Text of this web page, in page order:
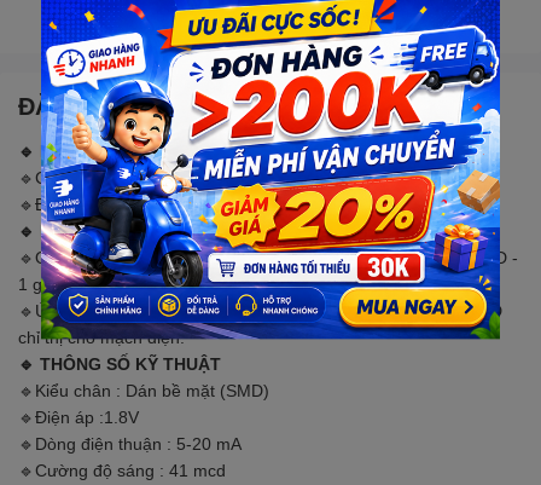
Gọi đặt mua0907088123(7:30 - 17:00)
ĐẶC ĐIỂM NỔI BẬT
🔹 LƯU Ý:
🔹Cần cấp đúng điện áp và trở cho LED
🔹Để LED sáng đẹp và lâu dài thì cấp dòng khoảng <20mA
🔹 MÔ TẢ SẢN PHẨM
🔹Quý khách đặt hàng : (20 con) LED dán trong suốt 0805 SMD -
1 gói gồm có 20 con LED dán trong suốt 0805
🔹Ứng dụng : Trang trí, diy sản phẩm học tập hoặc giải trí, LED
chỉ thị cho mạch điện.
🔹 THÔNG SỐ KỸ THUẬT
🔹Kiểu chân : Dán bề mặt (SMD)
🔹Điện áp :1.8V
🔹Dòng điện thuận : 5-20 mA
🔹Cường độ sáng : 41 mcd